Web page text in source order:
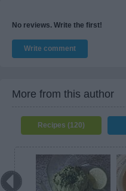
No reviews. Write the first!
Write comment
More from this author
Recipes (120)